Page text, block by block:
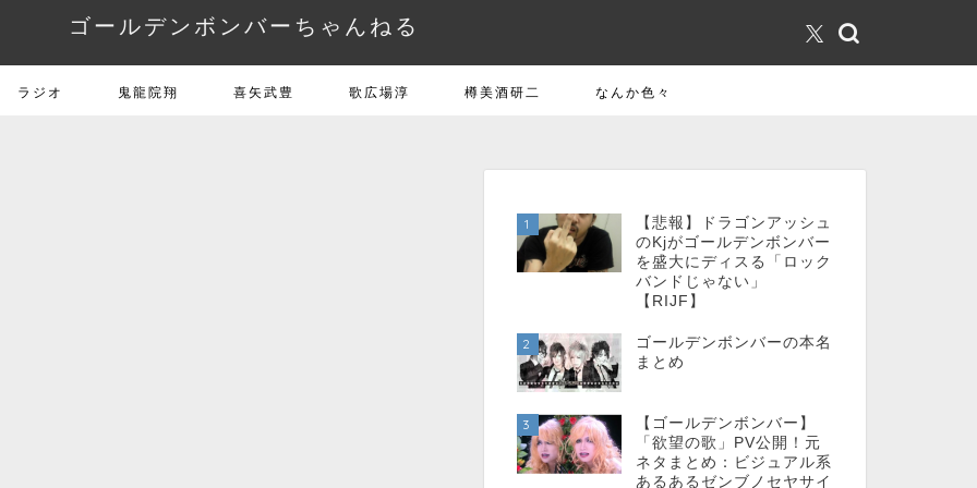
ゴールデンボンバーちゃんねる
ラジオ 鬼龍院翔 喜矢武豊 歌広場淳 樽美酒研二 なんか色々
1
【悲報】ドラゴンアッシュ
のKjがゴールデンボンバー
を盛大にディスる「ロック
バンドじゃない」
【RIJF】
2
ゴールデンボンバーの本名
まとめ
3
【ゴールデンボンバー】
「欲望の歌」PV公開！元
ネタまとめ：ビジュアル系
あるあるゼンブノセヤサイ